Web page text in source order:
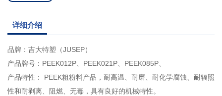
详细介绍
品牌：吉大特塑（JUSEP）
产品牌号：PEEK012P、PEEK021P、PEEK085P、
产品特性： PEEK粗粉料产品，耐高温、耐磨、耐化学腐蚀、耐辐照
性和耐剥离、阻燃、无毒，具有良好的机械特性。